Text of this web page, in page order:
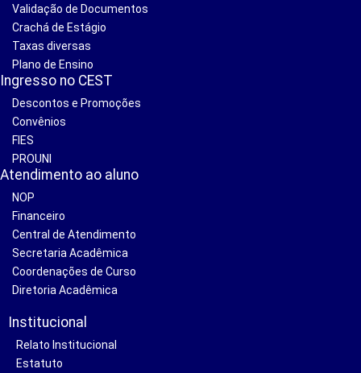
Validação de Documentos
Crachá de Estágio
Taxas diversas
Plano de Ensino
Ingresso no CEST
Descontos e Promoções
Convênios
FIES
PROUNI
Atendimento ao aluno
NOP
Financeiro
Central de Atendimento
Secretaria Acadêmica
Coordenações de Curso
Diretoria Acadêmica
Institucional
Relato Institucional
Estatuto